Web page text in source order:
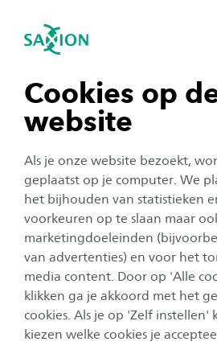
Cookies op
website
Als je onze website bezoekt,
geplaatst op je computer. We
het bijhouden van statistieken
voorkeuren op te slaan maar
marketingdoeleinden
van advertenties) en voor het
media content. Door op 'Alle
klikken ga je akkoord met het
cookies. Als je op 'Zelf instellen'
kiezen welke cookies je
Navigatie openen
tonen
tonen
tonen
tonen
sluiten
Circulaire
Auping heeft de ambitie om
volledig circulair te maken.
Transitie naar een circulaire
Auping, Saxion Hogeschool,
Textile4Ever en CuRe
ontwikkelen van circulaire
boxspring modellen van
wordt mede mogelijk
Europees Fonds voor
(EFRO 2021–2027 Oost-
bedrag van ruim 1,8 miljoen
naar Saxion gaat.